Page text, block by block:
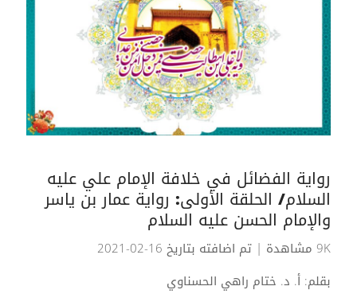
رواية الفضائل في خلافة الإمام علي عليه
السلام/ الحلقة الأولى: رواية عمار بن ياسر
والإمام الحسن عليه السلام
9K مشاهدة
| تم اضافته بتاريخ 16-02-2021
بقلم: أ. د. ختام راهي الحسناوي